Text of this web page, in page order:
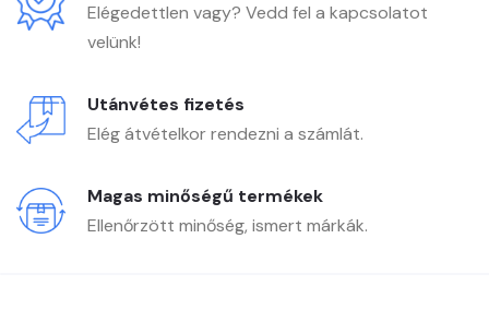
Elégedettlen vagy? Vedd fel a kapcsolatot
velünk!
Utánvétes fizetés
Elég átvételkor rendezni a számlát.
Magas minőségű termékek
Ellenőrzött minőség, ismert márkák.